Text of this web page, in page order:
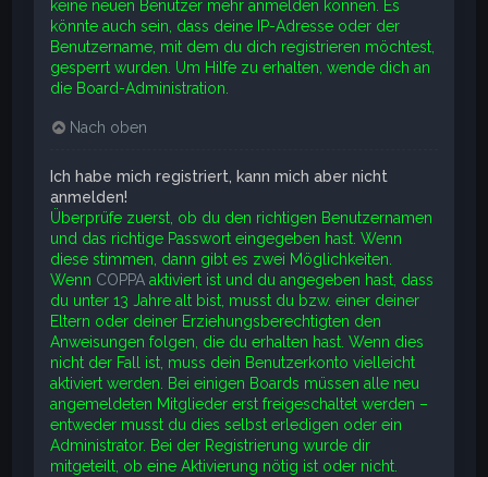
keine neuen Benutzer mehr anmelden können. Es
könnte auch sein, dass deine IP-Adresse oder der
Benutzername, mit dem du dich registrieren möchtest,
gesperrt wurden. Um Hilfe zu erhalten, wende dich an
die Board-Administration.
Nach oben
Ich habe mich registriert, kann mich aber nicht
anmelden!
Überprüfe zuerst, ob du den richtigen Benutzernamen
und das richtige Passwort eingegeben hast. Wenn
diese stimmen, dann gibt es zwei Möglichkeiten.
Wenn COPPA aktiviert ist und du angegeben hast, dass
du unter 13 Jahre alt bist, musst du bzw. einer deiner
Eltern oder deiner Erziehungsberechtigten den
Anweisungen folgen, die du erhalten hast. Wenn dies
nicht der Fall ist, muss dein Benutzerkonto vielleicht
aktiviert werden. Bei einigen Boards müssen alle neu
angemeldeten Mitglieder erst freigeschaltet werden –
entweder musst du dies selbst erledigen oder ein
Administrator. Bei der Registrierung wurde dir
mitgeteilt, ob eine Aktivierung nötig ist oder nicht.